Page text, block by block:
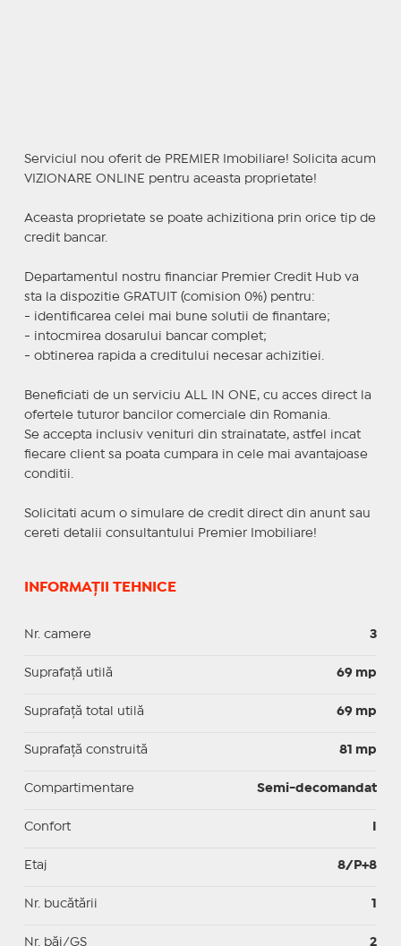
Serviciul nou oferit de PREMIER Imobiliare! Solicita acum
VIZIONARE ONLINE pentru aceasta proprietate!
Aceasta proprietate se poate achizitiona prin orice tip de
credit bancar.
Departamentul nostru financiar Premier Credit Hub va
sta la dispozitie GRATUIT (comision 0%) pentru:
- identificarea celei mai bune solutii de finantare;
- intocmirea dosarului bancar complet;
- obtinerea rapida a creditului necesar achizitiei.
Beneficiati de un serviciu ALL IN ONE, cu acces direct la
ofertele tuturor bancilor comerciale din Romania.
Se accepta inclusiv venituri din strainatate, astfel incat
fiecare client sa poata cumpara in cele mai avantajoase
conditii.
Solicitati acum o simulare de credit direct din anunt sau
cereti detalii consultantului Premier Imobiliare!
INFORMAȚII TEHNICE
Nr. camere 3
Suprafaţă utilă 69 mp
Suprafaţă total utilă 69 mp
Suprafaţă construită 81 mp
Compartimentare Semi-decomandat
Confort
Etaj 8/P+8
Nr. bucătării 1
Nr. băi/GS 2